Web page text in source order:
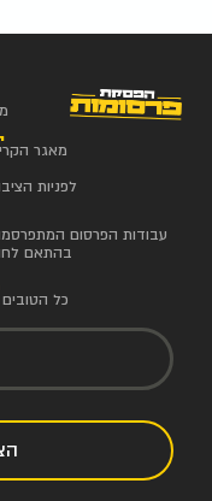
מאגר
לפניות
עבודות הפרסום
בהתאם לחוק
כל